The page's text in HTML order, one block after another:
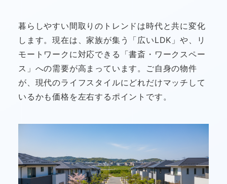
暮らしやすい間取りのトレンドは時代と共に変化
します。現在は、家族が集う「広いLDK」や、リ
モートワークに対応できる「書斎・ワークスペー
ス」への需要が高まっています。ご自身の物件
が、現代のライフスタイルにどれだけマッチして
いるかも価格を左右するポイントです。